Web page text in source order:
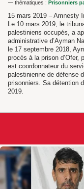
— thématiques : Prisonniers
15 mars 2019 – Amnesty
Le 10 mars 2019, le
palestiniens occupés, a
administrative d’Ayman
le 17 septembre 2018,
procès à la prison d’Ofer,
est coordonnateur du
palestinienne de défense
prisonniers. Sa détention
2019.